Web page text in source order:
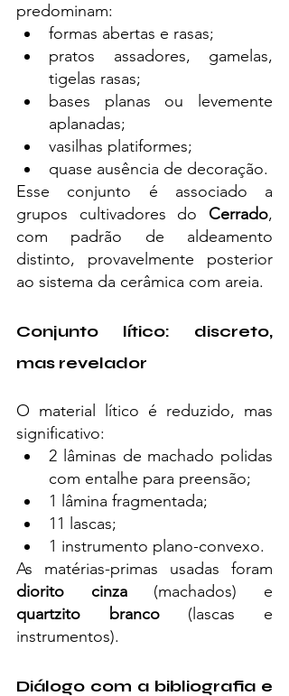
predominam:
formas abertas e rasas;
pratos assadores, gamelas,
tigelas rasas;
bases planas ou levemente
aplanadas;
vasilhas platiformes;
quase ausência de decoração.
Esse conjunto é associado a
grupos cultivadores do Cerrado,
com padrão de aldeamento
distinto, provavelmente posterior
ao sistema da cerâmica com areia.
Conjunto lítico: discreto,
mas revelador
O material lítico é reduzido, mas
significativo:
2 lâminas de machado polidas
com entalhe para preensão;
1 lâmina fragmentada;
11 lascas;
1 instrumento plano-convexo.
diorito cinza
quartzito branco (lascas e
instrumentos).
Diálogo com a bibliografia e